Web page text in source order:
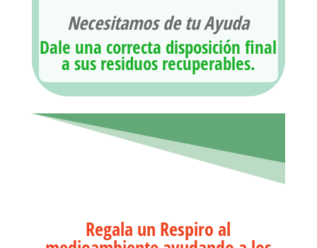
Necesitamos de tu Ayuda
Dale una correcta disposición final
a sus residuos recuperables.
Regala un Respiro al